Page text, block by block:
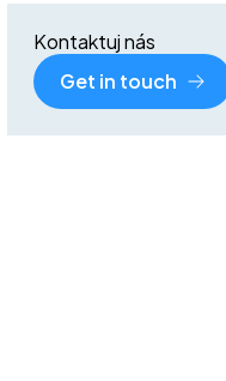
Kontaktuj nás
Get in touch